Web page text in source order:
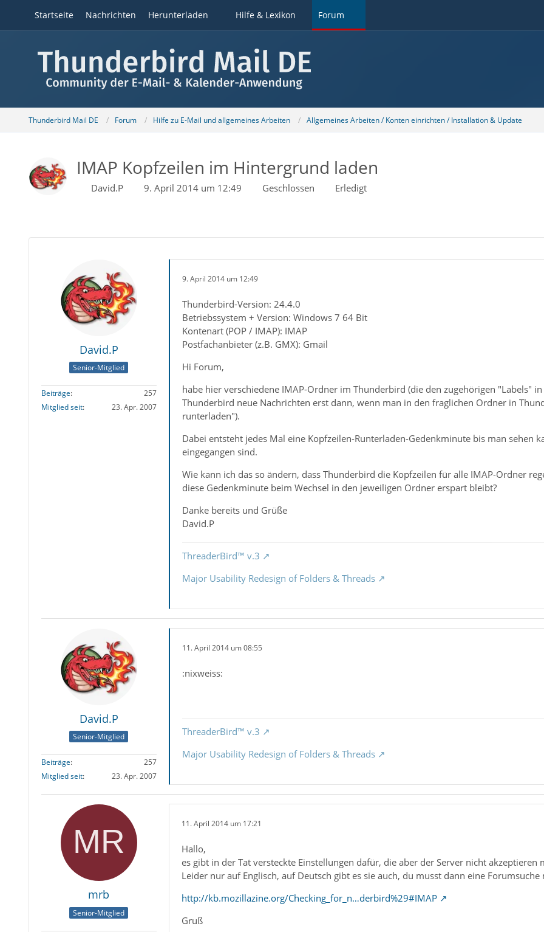
Startseite Nachrichten Herunterladen Hilfe & Lexikon Forum
Thunderbird Mail DE Forum Hilfe zu E-Mail und allgemeines Arbeiten Allgemeines Arbeiten / Konten einrichten / Installation & Update
IMAP Kopfzeilen im Hintergrund laden
David.P 9. April 2014 um 12:49 Geschlossen Erledigt
David.P
Senior-Mitglied
Beiträge
257
Mitglied seit
23. Apr. 2007
9. April 2014 um 12:49
Thunderbird-Version: 24.4.0
Betriebssystem + Version: Windows 7 64 Bit
Kontenart (POP / IMAP): IMAP
Postfachanbieter (z.B. GMX): Gmail
Hi Forum,
habe hier verschiedene IMAP-Ordner im Thunderbird (die den zugehörigen "Labels"
Thunderbird neue Nachrichten erst dann, wenn man in den fraglichen Ordner in
runterladen").
Dabei entsteht jedes Mal eine Kopfzeilen-Runterladen-Gedenkminute bis man sehen
eingegangen sind.
Wie kann ich das so ändern, dass Thunderbird die Kopfzeilen für alle IMAP-Ordner
diese Gedenkminute beim Wechsel in den jeweiligen Ordner erspart bleibt?
Danke bereits und Grüße
David.P
ThreaderBird™ v.3
Major Usability Redesign of Folders & Threads
David.P
Senior-Mitglied
Beiträge
257
Mitglied seit
23. Apr. 2007
11. April 2014 um 08:55
:nixweiss:
ThreaderBird™ v.3
Major Usability Redesign of Folders & Threads
mrb
Senior-Mitglied
11. April 2014 um 17:21
Hallo,
es gibt in der Tat versteckte Einstellungen dafür, die aber der Server nicht akzeptieren
Leider nur auf Englisch, auf Deutsch gibt es sie auch, du musst dann eine Forumsuche
http://kb.mozillazine.org/Checking_for_n…derbird%29#IMAP
Gruß